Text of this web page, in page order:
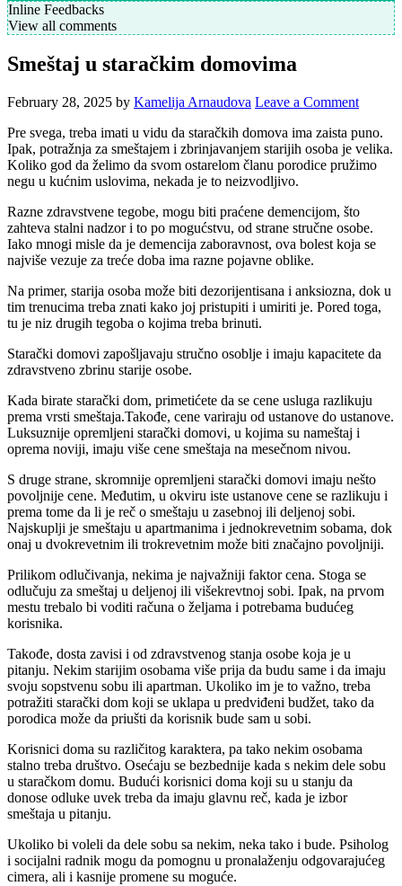
Inline Feedbacks
View all comments
Smeštaj u staračkim domovima
February 28, 2025 by Kamelija Arnaudova Leave a Comment
Pre svega, treba imati u vidu da staračkih domova ima zaista puno.
Ipak, potražnja za smeštajem i zbrinjavanjem starijih osoba je velika.
Koliko god da želimo da svom ostarelom članu porodice pružimo
negu u kućnim uslovima, nekada je to neizvodljivo.
Razne zdravstvene tegobe, mogu biti praćene demencijom, što
zahteva stalni nadzor i to po mogućstvu, od strane stručne osobe.
Iako mnogi misle da je demencija zaboravnost, ova bolest koja se
najviše vezuje za treće doba ima razne pojavne oblike.
Na primer, starija osoba može biti dezorijentisana i anksiozna, dok u
tim trenucima treba znati kako joj pristupiti i umiriti je. Pored toga,
tu je niz drugih tegoba o kojima treba brinuti.
Starački domovi zapošljavaju stručno osoblje i imaju kapacitete da
zdravstveno zbrinu starije osobe.
Kada birate starački dom, primetićete da se cene usluga razlikuju
prema vrsti smeštaja.Takođe, cene variraju od ustanove do ustanove.
Luksuznije opremljeni starački domovi, u kojima su nameštaj i
oprema noviji, imaju više cene smeštaja na mesečnom nivou.
S druge strane, skromnije opremljeni starački domovi imaju nešto
povoljnije cene. Međutim, u okviru iste ustanove cene se razlikuju i
prema tome da li je reč o smeštaju u zasebnoj ili deljenoj sobi.
Najskuplji je smeštaju u apartmanima i jednokrevetnim sobama, dok
onaj u dvokrevetnim ili trokrevetnim može biti značajno povoljniji.
Prilikom odlučivanja, nekima je najvažniji faktor cena. Stoga se
odlučuju za smeštaj u deljenoj ili višekrevtnoj sobi. Ipak, na prvom
mestu trebalo bi voditi računa o željama i potrebama budućeg
korisnika.
Takođe, dosta zavisi i od zdravstvenog stanja osobe koja je u
pitanju. Nekim starijim osobama više prija da budu same i da imaju
svoju sopstvenu sobu ili apartman. Ukoliko im je to važno, treba
potražiti starački dom koji se uklapa u predviđeni budžet, tako da
porodica može da priušti da korisnik bude sam u sobi.
Korisnici doma su različitog karaktera, pa tako nekim osobama
stalno treba društvo. Osećaju se bezbednije kada s nekim dele sobu
u staračkom domu. Budući korisnici doma koji su u stanju da
donose odluke uvek treba da imaju glavnu reč, kada je izbor
smeštaja u pitanju.
Ukoliko bi voleli da dele sobu sa nekim, neka tako i bude. Psiholog
i socijalni radnik mogu da pomognu u pronalaženju odgovarajućeg
cimera, ali i kasnije promene su moguće.